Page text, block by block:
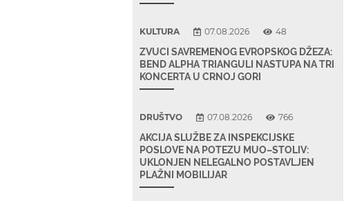
KULTURA 07.08.2026 48
ZVUCI SAVREMENOG EVROPSKOG DŽEZA:
BEND ALPHA TRIANGULI NASTUPA NA TRI
KONCERTA U CRNOJ GORI
DRUŠTVO 07.08.2026 766
AKCIJA SLUŽBE ZA INSPEKCIJSKE
POSLOVE NA POTEZU MUO–STOLIV:
UKLONJEN NELEGALNO POSTAVLJEN
PLAŽNI MOBILIJAR